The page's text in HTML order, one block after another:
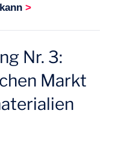
>
Nr. 3:
Markt